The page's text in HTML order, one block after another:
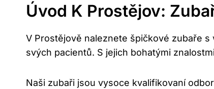
Úvod K Prostějov:
V Prostějově naleznete špičkové zubaře
svých pacientů. S jejich bohatými
Naši zubaři jsou vysoce kvalifikovaní